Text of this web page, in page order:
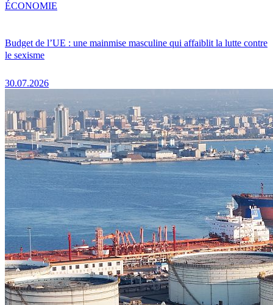
Budget de l’UE : une mainmise masculine qui affaiblit la lutte contre
le sexisme
30.07.2026
ÉCONOMIE